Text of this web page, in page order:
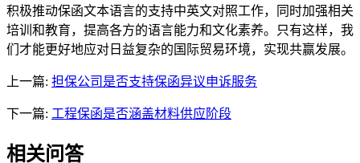
积极推动保函文本语言的支持中英文对照工作，同时加强相关
培训和教育，提高各方的语言能力和文化素养。只有这样，我
们才能更好地应对日益复杂的国际贸易环境，实现共赢发展。
上一篇: 担保公司是否支持保函异议申诉服务
下一篇: 工程保函是否涵盖材料供应阶段
相关问答